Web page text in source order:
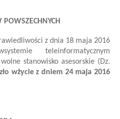
z dnia 18 maja 2016
systemie teleinformatycznym
stanowisko asesorskie (Dz.
wżycie z dniem 24 maja2016